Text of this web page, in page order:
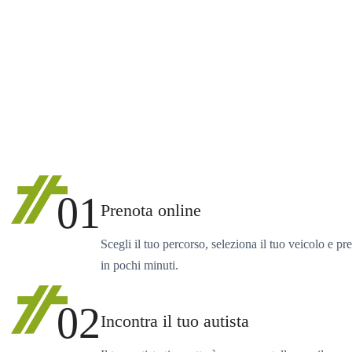
01Prenota online
Scegli il tuo percorso, seleziona il tuo veicolo e
in pochi minuti.
02Incontra il tuo autista